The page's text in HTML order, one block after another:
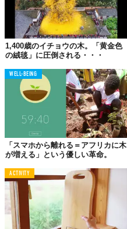
1,400歳のイチョウの木。「黄金色
の絨毯」に圧倒される・・・
WELL-BEING
「スマホから離れる＝アフリカに木
が増える」という優しい革命。
ACTIVITY